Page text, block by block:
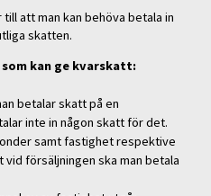
att man kan behöva betala in
skatten.
kan ge kvarskatt:
betalar skatt på en
inte in någon skatt för det.
samt fastighet respektive
försäljningen ska man betala